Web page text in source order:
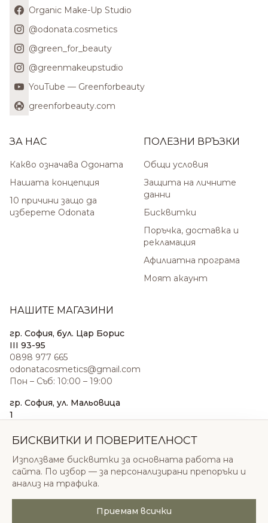
Organic Make-Up Studio
@odonata.cosmetics
@green_for_beauty
@greenmakeupstudio
YouTube — Greenforbeauty
greenforbeauty.com
ЗА НАС
Какво означава Одоната
Нашата концепция
10 причини защо да
изберете Odonata
ПОЛЕЗНИ ВРЪЗКИ
Общи условия
Защита на личните
данни
Бисквитки
Поръчка, доставка и
рекламация
Афилиатна програма
Моят акаунт
НАШИТЕ МАГАЗИНИ
гр. София, бул. Цар Борис
III 93-95
0898 977 665
odonatacosmetics@gmail.com
Пон – Съб: 10:00 – 19:00
гр. София, ул. Мальовица
1
sales@odonatacosmetics.com
Нед: 11:00 – 18:00
© 2026 Одоната Козметикс ООД. Всички права
БИСКВИТКИ И ПОВЕРИТЕЛНОСТ
Използваме бисквитки за основната работа на
сайта. По избор — за персонализирани препоръки и
анализ на трафика.
Приемам всички